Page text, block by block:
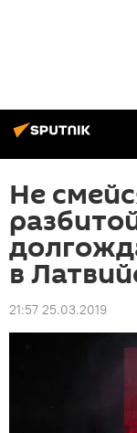
Не
в
21:57 25.03.2019